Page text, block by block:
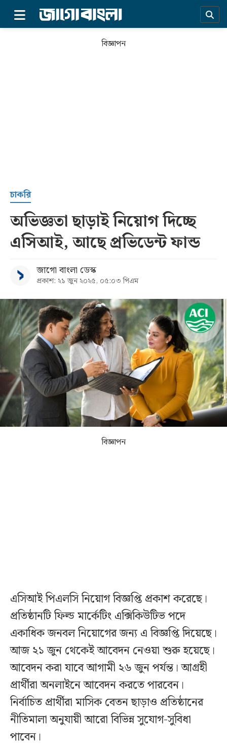
সর্বশেষ
বিভাগ
আর্কাইভ
কনভার্টার
বিজ্ঞাপন
চাকরি
অভিজ্ঞতা ছাড়াই নিয়োগ দিচ্ছে
এসিআই, আছে প্রভিডেন্ট ফান্ড
জাগো বাংলা ডেস্ক
প্রকাশ: ২১ জুন ২০২৫, ০৫:০৩ পিএম
বিজ্ঞাপন
এসিআই পিএলসি নিয়োগ বিজ্ঞপ্তি প্রকাশ করেছে।
প্রতিষ্ঠানটি ফিল্ড মার্কেটিং এক্সিকিউটিভ পদে
একাধিক জনবল নিয়োগের জন্য এ বিজ্ঞপ্তি দিয়েছে।
আজ ২১ জুন থেকেই আবেদন নেওয়া শুরু হয়েছে।
আবেদন করা যাবে আগামী ২৬ জুন পর্যন্ত। আগ্রহী
প্রার্থীরা অনলাইনে আবেদন করতে পারবেন।
নির্বাচিত প্রার্থীরা মাসিক বেতন ছাড়াও প্রতিষ্ঠানের
নীতিমালা অনুযায়ী আরো বিভিন্ন সুযোগ-সুবিধা
পাবেন।